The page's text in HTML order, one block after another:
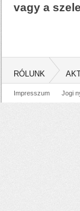
vagy a
RÓLUNK
Impresszum Jogi